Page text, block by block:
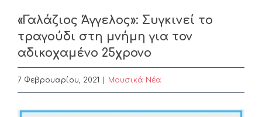
«Γαλάζιος Άγγελος»: Συγκινεί το
τραγούδι στη μνήμη για τον
αδικοχαμένο 25χρονο
7 Φεβρουαρίου, 2021 Μουσικά Νέα